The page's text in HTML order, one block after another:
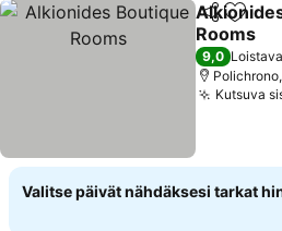
Jaa Lisää
Rooms
Katso
9,0 Loistava
Kutsuva
Valitse päivät nähdäksesi tarkat